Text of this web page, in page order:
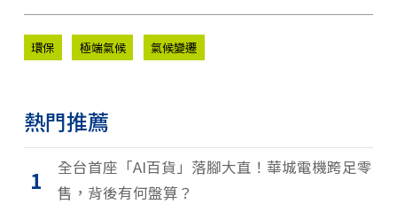
環保 極端氣候 氣候變遷
熱門推薦
1
全台首座「AI百貨」落腳大直！華城電機跨足零
售，背後有何盤算？